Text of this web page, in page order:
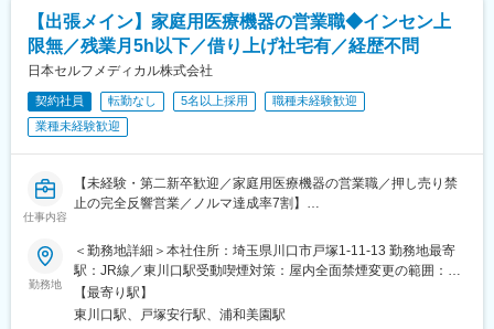
しています。
（2）明確な評価制度
自身の成果や頑張りが客観的に評価され、年収に反映されます。
また、在籍年数が増えると永年勤続報奨金や四半期一時金などの
手当もアップします。つまり、やりがいや努力がきちんと報われ
る報酬制度になっています。
（3）柔軟なキャリア
ーカーに転籍することも可能です。オファーや延長依頼があった
としても、別のプロジェクトにチャレンジしたい場合は断ること
ロジェクトを提示するなどフレキシブルにキャリアが形成できま
す。その他、本社部門（マネージャー、研修部門など）への道も
あります。
【出張メイン】家庭用医療機器の営業職◆インセン上
限無／残業月5h以下／借り上げ社宅有／経歴不問
日本セルフメディカル株式会社
契約社員 転勤なし 5名以上採用
職種未経験歓迎
業種未経験歓迎
仕事内容
【未経験・第二新卒歓迎／家庭用医療機器の営業職／押し売り禁
止の完全反響営業／ノルマ達成率7割】
■職務内容：
出張ベースで全国の一般消費者に対し、同社が開発・製造してい
る家庭用医療機器のプロモーション活動を担当します。各クール
（計3回、各3か月）毎に、プロモーション先（大型ショッピング
モール等）付近のWeeklyマンションを会社負担で借りることにな
勤務地
＜勤務地詳細＞本社住所：埼玉県川口市戸塚1-11-13 勤務地最寄
駅：JR線／東川口駅受動喫煙対策：屋内全面禁煙変更の範囲：会
社の定める事業所
【最寄り駅】
東川口駅、戸塚安行駅、浦和美園駅